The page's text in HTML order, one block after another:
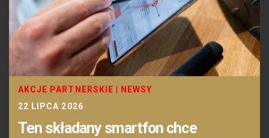
AKCJE PARTNERSKIE
NEWSY
22 LIPCA 2026
Ten składany smartfon chce